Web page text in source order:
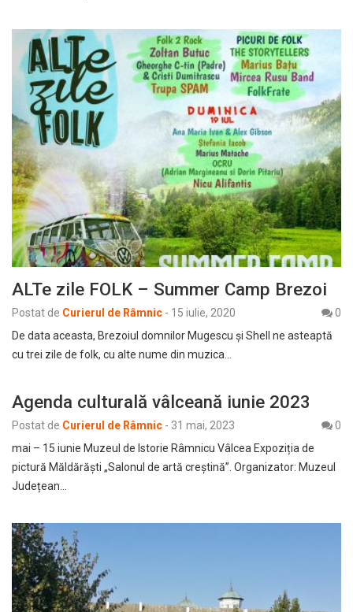
ALTe zile FOLK – Summer Camp Brezoi
Postat de Curierul de Râmnic - 15 iulie, 2020
0
De data aceasta, Brezoiul domnilor Mugescu și Shell ne asteaptă
cu trei zile de folk, cu alte nume din muzica…
Agenda culturală vâlceană iunie 2023
Postat de Curierul de Râmnic - 31 mai, 2023
0
mai – 15 iunie Muzeul de Istorie Râmnicu Vâlcea Expoziția de
pictură Măldărăști „Salonul de artă creștină”. Organizator: Muzeul
Județean…